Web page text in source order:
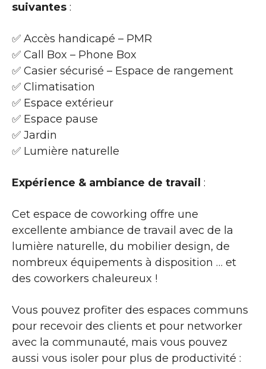
suivantes :
✅ Accès handicapé – PMR
✅ Call Box – Phone Box
✅ Casier sécurisé – Espace de rangement
✅ Climatisation
✅ Espace extérieur
✅ Espace pause
✅ Jardin
✅ Lumière naturelle
Expérience & ambiance de travail :
Cet espace de coworking offre une
excellente ambiance de travail avec de la
lumière naturelle, du mobilier design, de
nombreux équipements à disposition … et
des coworkers chaleureux !
Vous pouvez profiter des espaces communs
pour recevoir des clients et pour networker
avec la communauté, mais vous pouvez
aussi vous isoler pour plus de productivité :